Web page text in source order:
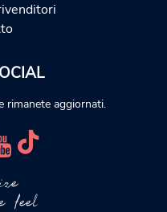
rimanete aggiornati.
feel